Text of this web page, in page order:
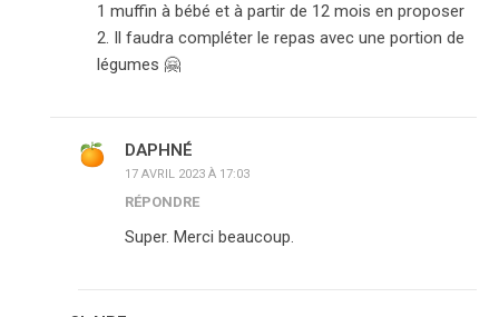
1 muffin à bébé et à partir de 12 mois en proposer
2. Il faudra compléter le repas avec une portion de
légumes 🤗
DAPHNÉ
17 AVRIL 2023 À 17:03
RÉPONDRE
Super. Merci beaucoup.